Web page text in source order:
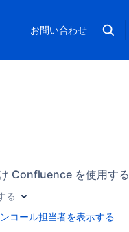
お問い合わせ
Confluence を使用する
る
コール担当者を表示する